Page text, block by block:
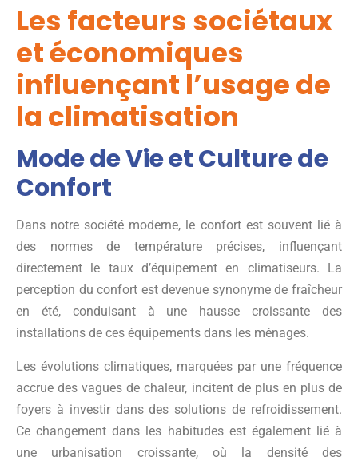
Les facteurs sociétaux
et économiques
influençant l’usage de
la climatisation
Mode de Vie et Culture de
Confort
Dans notre société moderne, le confort est souvent lié à
des normes de température précises, influençant
directement le taux d’équipement en climatiseurs. La
perception du confort est devenue synonyme de fraîcheur
en été, conduisant à une hausse croissante des
installations de ces équipements dans les ménages.
Les évolutions climatiques, marquées par une fréquence
accrue des vagues de chaleur, incitent de plus en plus de
foyers à investir dans des solutions de refroidissement.
Ce changement dans les habitudes est également lié à
une urbanisation croissante, où la densité des